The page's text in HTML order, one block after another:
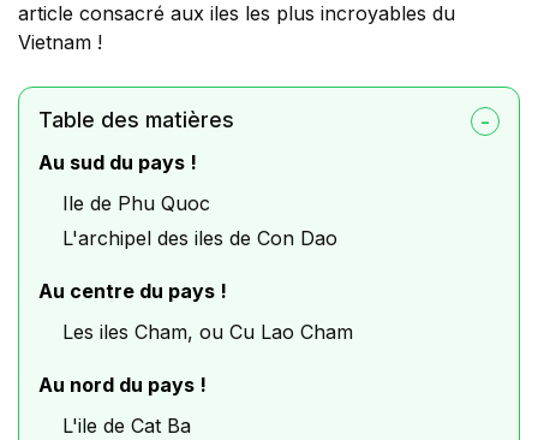
article consacré aux iles les plus incroyables du
Vietnam !
Table des matières
Au sud du pays !
Ile de Phu Quoc
L'archipel des iles de Con Dao
Au centre du pays !
Les iles Cham, ou Cu Lao Cham
Au nord du pays !
L'ile de Cat Ba